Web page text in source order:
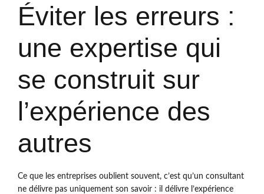
Éviter les erreurs :
une expertise qui
se construit sur
l’expérience des
autres
Ce que les entreprises oublient souvent, c’est qu’un consultant
ne délivre pas uniquement son savoir : il délivre l’expérience